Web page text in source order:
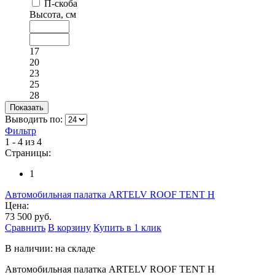
П-скоба
Высота, см
17
20
23
25
28
Выводить по:
Фильтр
1 - 4 из 4
Страницы:
1
Автомобильная палатка ARTELV ROOF TENT H
Цена:
73 500 руб.
Сравнить В корзину Купить в 1 клик
В наличии: на складе
Автомобильная палатка ARTELV ROOF TENT H